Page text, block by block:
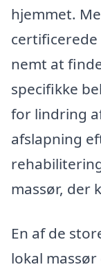
hjemmet.
nemt at
specifikke
for lindring
afslapning
massør, der
En af de
lokal